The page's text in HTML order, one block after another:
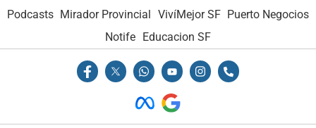
Podcasts Mirador Provincial VivíMejor SF Puerto Negocios
Notife
Educacion SF